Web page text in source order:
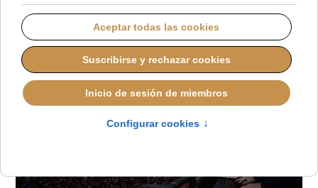
ALMUDENA BUENADICHA
MIÉRCOLES, 24 DICIEMBRE 2025 13:06